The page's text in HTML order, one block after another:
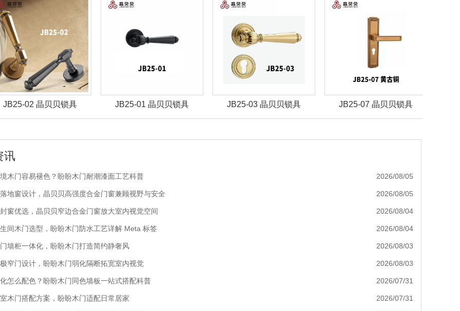
JB25-02 晶贝贝锁具 JB25-01 晶贝贝锁具 JB25-03 晶贝贝锁具 JB25-07 晶贝贝锁具
讯
木门容易褪色？盼盼木门耐潮漆面工艺科普 2026/08/05
地窗设计，晶贝贝高强度合金门窗兼顾视野与安全 2026/08/05
窗优选，晶贝贝窄边合金门窗放大室内视觉空间 2026/08/04
间木门选型，盼盼木门防水工艺详解 Meta 标签 2026/08/04
墙柜一体化，盼盼木门打造简约静奢风 2026/08/03
窄门设计，盼盼木门弱化隔断拓宽室内视觉 2026/08/03
怎么配色？盼盼木门同色墙板一站式搭配科普 2026/07/31
木门搭配方案，盼盼木门适配日常居家 2026/07/31